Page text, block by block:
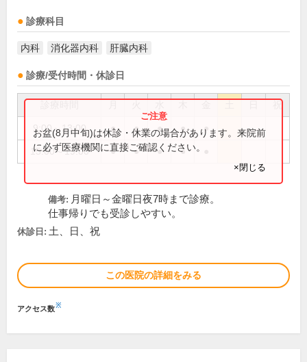
診療科目
内科 消化器内科 肝臓内科
診療/受付時間・休診日
祝
9:00～13:00 ● ● ● ● ●
15:00～19:00 ● ● ● ●
お盆(8月中旬)は休診・休業の場合があります。来院前
に必ず医療機関に直接ご確認ください。
×閉じる
備考: 月曜日～金曜日夜7時まで診療。
仕事帰りでも受診しやすい。
休診日: 土、日、祝
この医院の詳細をみる
アクセス数※